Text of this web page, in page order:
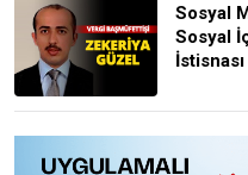
Sosyal
Sosyal
İstisnası